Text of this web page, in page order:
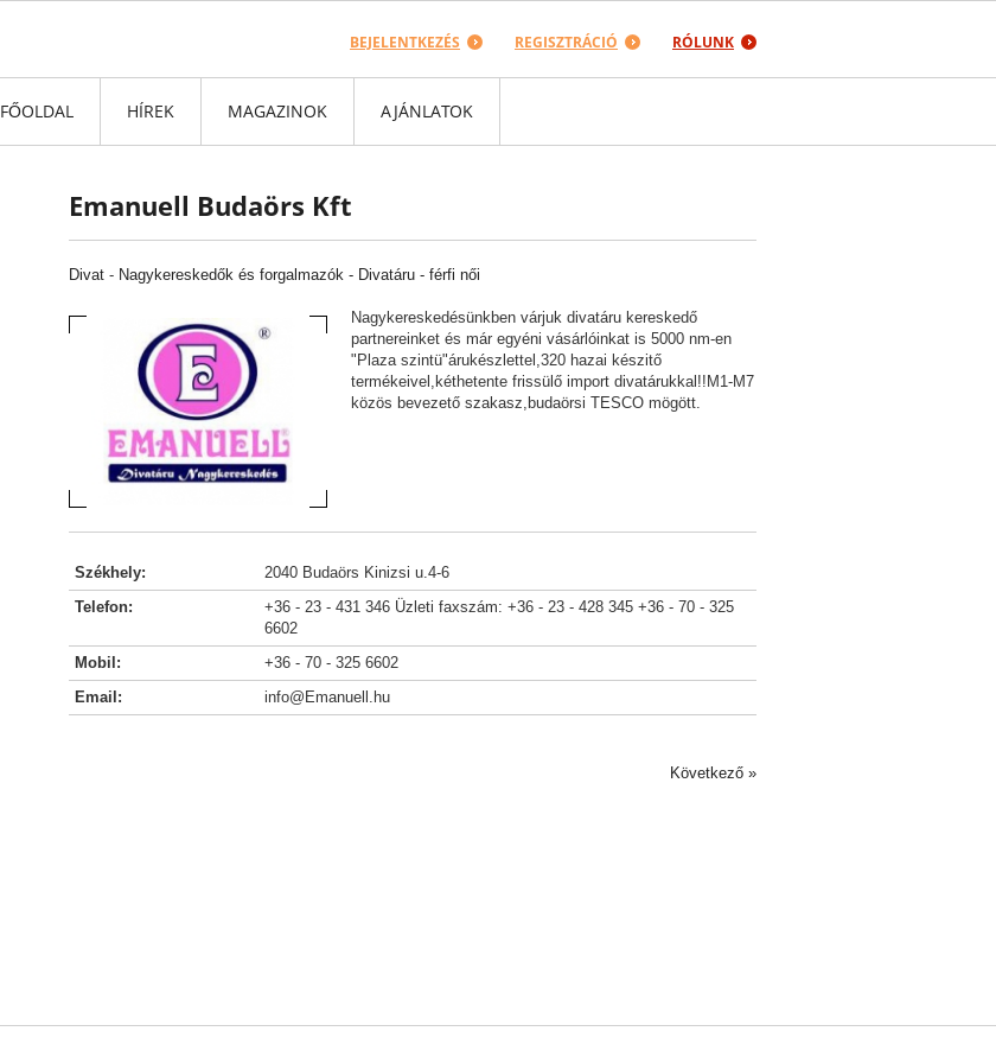
RÓLUNK
REGISZTRÁCIÓ
BEJELENTKEZÉS
FŐOLDAL HÍREK MAGAZINOK AJÁNLATOK
Emanuell Budaörs Kft
Divat - Nagykereskedők és forgalmazók - Divatáru - férfi női
Nagykereskedésünkben várjuk divatáru kereskedő
partnereinket és már egyéni vásárlóinkat is 5000 nm-en
"Plaza szintü"árukészlettel,320 hazai készitő
termékeivel,kéthetente frissülő import divatárukkal!!M1-M7
közös bevezető szakasz,budaörsi TESCO mögött.
Székhely:
2040 Budaörs Kinizsi u.4-6
Telefon:
+36 - 23 - 431 346 Üzleti faxszám: +36 - 23 - 428 345 +36 - 70 - 325
6602
Mobil:
+36 - 70 - 325 6602
Email:
info@Emanuell.hu
Következő »